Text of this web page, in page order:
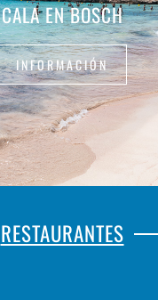
CALA EN BOSCH
INFORMACIÓN
RESTAURANTES